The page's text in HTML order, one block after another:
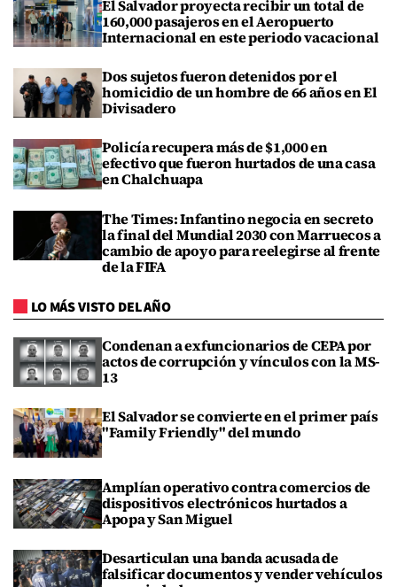
El Salvador proyecta recibir un total de
160,000 pasajeros en el Aeropuerto
Internacional en este periodo vacacional
Dos sujetos fueron detenidos por el
homicidio de un hombre de 66 años en El
Divisadero
Policía recupera más de $1,000 en
efectivo que fueron hurtados de una casa
en Chalchuapa
The Times: Infantino negocia en secreto
la final del Mundial 2030 con Marruecos a
cambio de apoyo para reelegirse al frente
de la FIFA
LO MÁS VISTO DEL AÑO
Condenan a exfuncionarios de CEPA por
actos de corrupción y vínculos con la MS-
13
El Salvador se convierte en el primer país
"Family Friendly" del mundo
Amplían operativo contra comercios de
dispositivos electrónicos hurtados a
Apopa y San Miguel
Desarticulan una banda acusada de
falsificar documentos y vender vehículos